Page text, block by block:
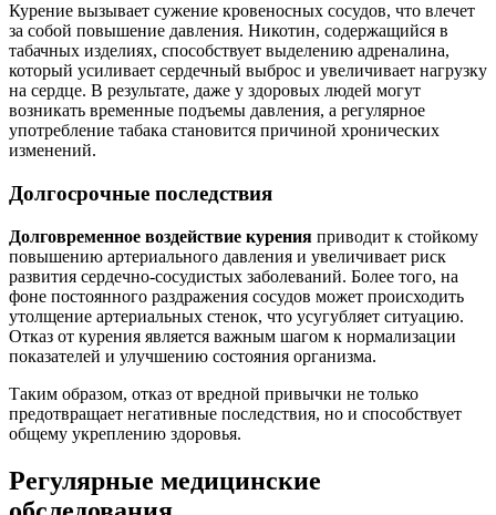
Курение вызывает сужение кровеносных сосудов, что влечет
за собой повышение давления. Никотин, содержащийся в
табачных изделиях, способствует выделению адреналина,
который усиливает сердечный выброс и увеличивает нагрузку
на сердце. В результате, даже у здоровых людей могут
возникать временные подъемы давления, а регулярное
употребление табака становится причиной хронических
изменений.
Долгосрочные последствия
Долговременное воздействие курения приводит к стойкому
повышению артериального давления и увеличивает риск
развития сердечно-сосудистых заболеваний. Более того, на
фоне постоянного раздражения сосудов может происходить
утолщение артериальных стенок, что усугубляет ситуацию.
Отказ от курения является важным шагом к нормализации
показателей и улучшению состояния организма.
Таким образом, отказ от вредной привычки не только
предотвращает негативные последствия, но и способствует
общему укреплению здоровья.
Регулярные медицинские